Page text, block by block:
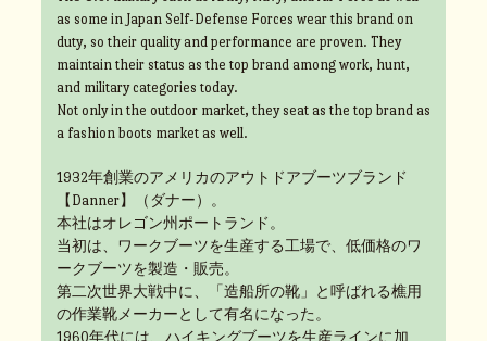
as some in Japan Self-Defense Forces wear this brand on
duty, so their quality and performance are proven. They
maintain their status as the top brand among work, hunt,
and military categories today.
Not only in the outdoor market, they seat as the top brand as
a fashion boots market as well.
1932年創業のアメリカのアウトドアブーツブランド
【Danner】（ダナー）。
本社はオレゴン州ポートランド。
当初は、ワークブーツを生産する工場で、低価格のワ
ークブーツを製造・販売。
第二次世界大戦中に、「造船所の靴」と呼ばれる樵用
の作業靴メーカーとして有名になった。
1960年代には、ハイキングブーツを生産ラインに加